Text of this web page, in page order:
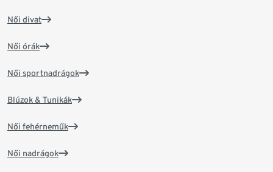
Női divat
Női órák
Női sportnadrágok
Blúzok & Tunikák
Női fehérneműk
Női nadrágok